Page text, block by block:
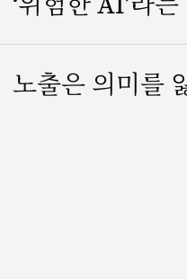
노출은 의미를